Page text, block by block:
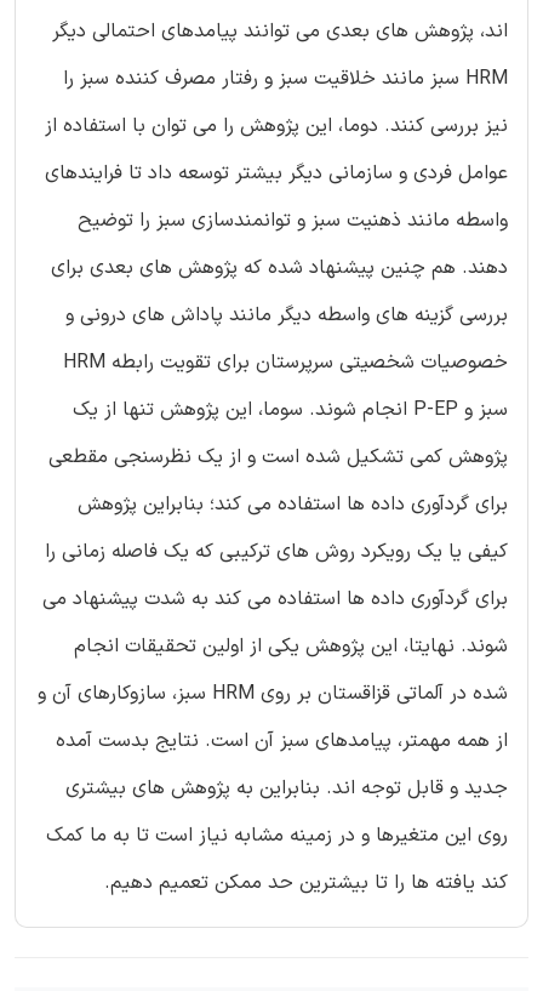
اند، پژوهش های بعدی می توانند پیامدهای احتمالی دیگر
HRM سبز مانند خلاقیت سبز و رفتار مصرف کننده سبز را
نیز بررسی کنند. دوما، این پژوهش را می توان با استفاده از
عوامل فردی و سازمانی دیگر بیشتر توسعه داد تا فرایندهای
واسطه مانند ذهنیت سبز و توانمندسازی سبز را توضیح
دهند. هم چنین پیشنهاد شده که پژوهش های بعدی برای
بررسی گزینه های واسطه دیگر مانند پاداش های درونی و
خصوصیات شخصیتی سرپرستان برای تقویت رابطه HRM
سبز و P-EP انجام شوند. سوما، این پژوهش تنها از یک
پژوهش کمی تشکیل شده است و از یک نظرسنجی مقطعی
برای گردآوری داده ها استفاده می کند؛ بنابراین پژوهش
کیفی یا یک رویکرد روش های ترکیبی که یک فاصله زمانی را
برای گردآوری داده ها استفاده می کند به شدت پیشنهاد می
شوند. نهایتا، این پژوهش یکی از اولین تحقیقات انجام
شده در آلماتی قزاقستان بر روی HRM سبز، سازوکارهای آن و
از همه مهمتر، پیامدهای سبز آن است. نتایج بدست آمده
جدید و قابل توجه اند. بنابراین به پژوهش های بیشتری
روی این متغیرها و در زمینه مشابه نیاز است تا به ما کمک
کند یافته ها را تا بیشترین حد ممکن تعمیم دهیم.